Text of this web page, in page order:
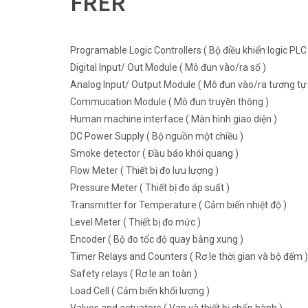
Programable Logic Controllers ( Bộ điều khiển logic
Digital Input/ Out Module ( Mô đun vào/ra số )
Analog Input/ Output Module ( Mô đun vào/ra tương tự
Commucation Module ( Mô đun truyền thông )
Human machine interface ( Màn hình giao diện )
DC Power Supply ( Bộ nguồn một chiều )
Smoke detector ( Đầu báo khói quang )
Flow Meter ( Thiết bị đo lưu lượng )
Pressure Meter ( Thiết bị đo áp suất )
Transmitter for Temperature ( Cảm biến nhiệt độ )
Level Meter ( Thiết bị đo mức )
Encoder ( Bộ đo tốc độ quay bằng xung )
Timer Relays and Counters ( Rơ le thời gian và bộ đếm )
Safety relays ( Rơ le an toàn )
Load Cell ( Cảm biến khối lượng )